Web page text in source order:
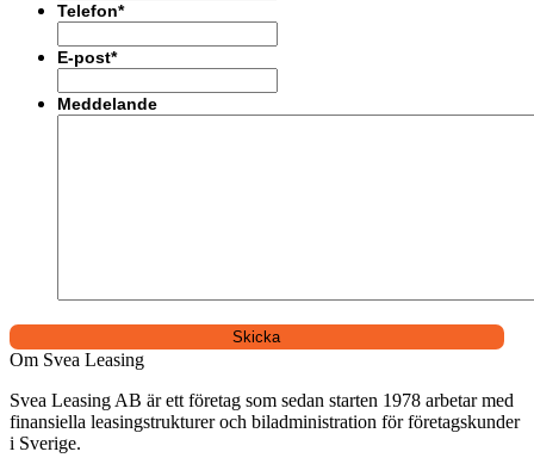
Telefon*
E-post*
Meddelande
Om Svea Leasing
Svea Leasing AB är ett företag som sedan starten 1978 arbetar med
finansiella leasingstrukturer och biladministration för företagskunder
i Sverige.